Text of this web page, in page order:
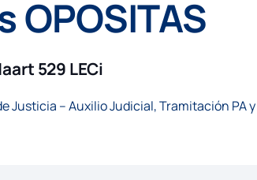
OPOSITAS
529 LECi
Justicia – Auxilio Judicial, Tramitación PA y